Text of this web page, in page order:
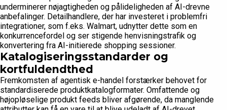
underminerer nøjagtigheden og pålideligheden af AI-drevne
anbefalinger. Detailhandlere, der har investeret i problemfri
integrationer, som f.eks. Walmart, udnytter dette som en
konkurrencefordel og ser stigende henvisningstrafik og
konvertering fra AI-initierede shopping sessioner.
Katalogiseringsstandarder og
kortfuldendthed
Fremkomsten af agentisk e-handel forstærker behovet for
standardiserede produktkatalogformater. Omfattende og
højopløselige produkt feeds bliver afgørende, da manglende